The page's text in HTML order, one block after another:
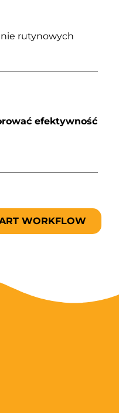
rutynowych
efektywność
WORKFLOW